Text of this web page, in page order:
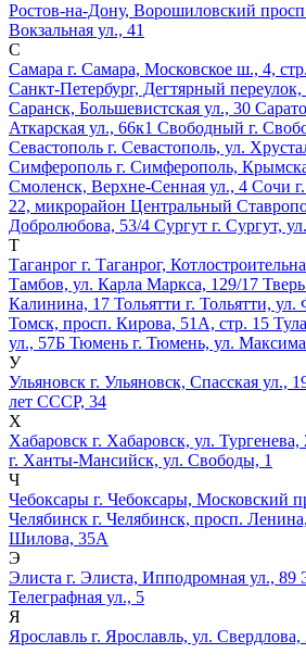
Ростов-на-Дону, Ворошиловский
Вокзальная ул., 41
С
Самара г. Самара, Московское ш., 4,
Санкт-Петербург, Дегтярный переулок,
Саранск, Большевистская ул., 30
Аткарская ул., 66к1 Свободный г.
Севастополь г. Севастополь, ул.
Симферополь г. Симферополь,
Смоленск, Верхне-Сенная ул., 4 Сочи
22, микрорайон Центральный
Добролюбова, 53/4 Сургут г. Сургут,
Т
Таганрог г. Таганрог,
Тамбов, ул. Карла Маркса, 129/17 Тверь
Калинина, 17 Тольятти г. Тольятти, ул.
Томск, просп. Кирова, 51А, стр. 15 Тула
ул., 57Б Тюмень г. Тюмень, ул. Максима
У
Ульяновск г. Ульяновск, Спасская ул.,
лет СССР, 34
Х
Хабаровск г. Хабаровск, ул. Тургенева,
г. Ханты-Мансийск, ул. Свободы, 1
Ч
Чебоксары г. Чебоксары, Московский
Челябинск г. Челябинск, просп.
Шилова, 35А
Э
Элиста г. Элиста, Ипподромная ул., 89
Телеграфная ул., 5
Я
Ярославль г. Ярославль, ул.